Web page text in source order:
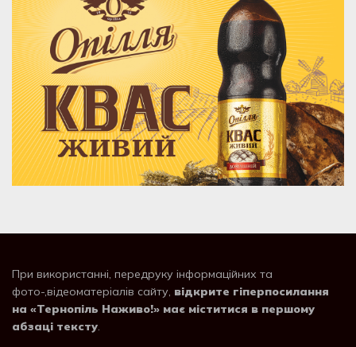
При використанні, передруку інформаційних та
фото-,відеоматеріалів сайту, відкрите гіперпосилання
на «Тернопіль Наживо!» має міститися в першому
абзаці тексту.